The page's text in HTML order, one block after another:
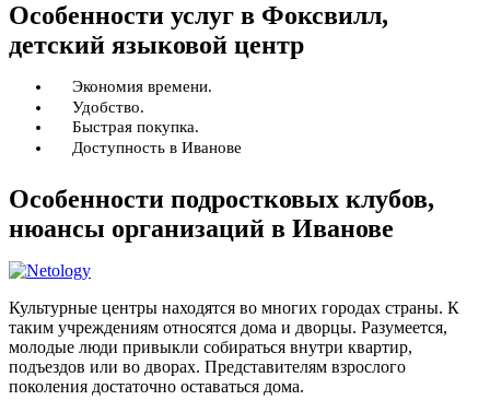
Особенности услуг в Фоксвилл,
детский языковой центр
Экономия времени.
Удобство.
Быстрая покупка.
Доступность в Иванове
Особенности подростковых клубов,
нюансы организаций в Иванове
Культурные центры находятся во многих городах страны. К
таким учреждениям относятся дома и дворцы. Разумеется,
молодые люди привыкли собираться внутри квартир,
подъездов или во дворах. Представителям взрослого
поколения достаточно оставаться дома.